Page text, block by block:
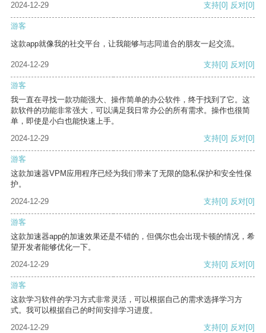
2024-12-29
支持[0] 反对[0]
游客
这款app就像我的社交平台，让我能够与志同道合的朋友一起交流。
2024-12-29 支持[0] 反对[0]
游客
我一直在寻找一款功能强大、操作简单的办公软件，终于找到了它。这
款软件的功能非常强大，可以满足我日常办公的所有需求。操作也很简
单，即使是小白也能快速上手。
2024-12-29
支持[0] 反对[0]
游客
这款加速器VPM应用程序已经为我们带来了无限的隐私保护和安全性保
护。
2024-12-29
支持[0] 反对[0]
游客
这款加速器app的加速效果还是不错的，但偶尔也会出现卡顿的情况，希
望开发者能够优化一下。
2024-12-29
支持[0] 反对[0]
游客
这款学习软件的学习方式非常灵活，可以根据自己的需求选择学习方
式。我可以根据自己的时间安排学习进度。
2024-12-29
支持[0] 反对[0]